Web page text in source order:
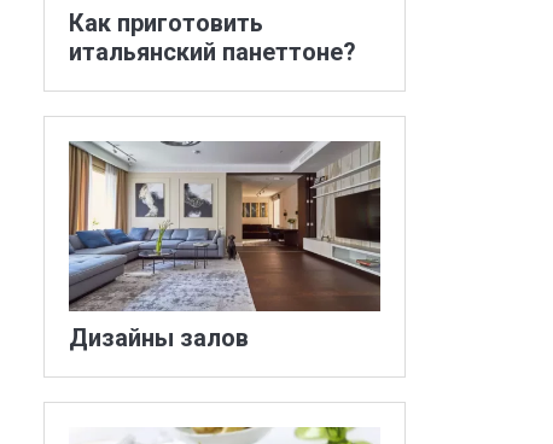
Как приготовить
итальянский панеттоне?
Дизайны залов